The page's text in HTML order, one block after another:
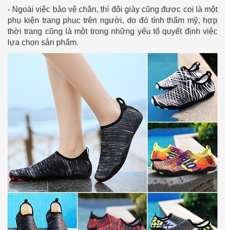
- Ngoài việc bảo vệ chân, thì đôi giày cũng được coi là một
phụ kiện trang phục trên người, do đó tính thẩm mỹ, hợp
thời trang cũng là một trong những yếu tố quyết định việc
lựa chọn sản phẩm.